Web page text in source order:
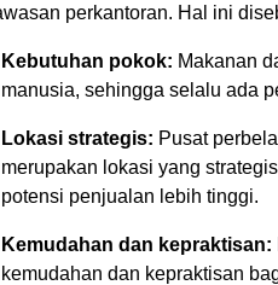
perkantoran. Hal ini
Kebutuhan pokok: Makanan
manusia, sehingga selalu ada
Lokasi strategis: Pusat
merupakan lokasi yang
potensi penjualan lebih tinggi.
Kemudahan dan kepraktisan:
kemudahan dan kepraktisan